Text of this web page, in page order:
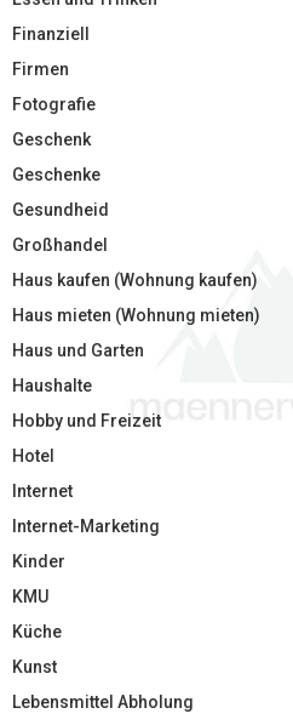
Finanziell
Firmen
Fotografie
Geschenk
Geschenke
Gesundheid
Großhandel
Haus kaufen (Wohnung kaufen)
Haus mieten (Wohnung mieten)
Haus und Garten
Haushalte
Hobby und Freizeit
Hotel
Internet
Internet-Marketing
Kinder
KMU
Küche
Kunst
Lebensmittel Abholung